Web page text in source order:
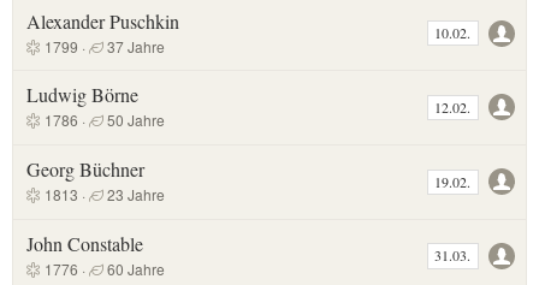
Alexander Puschkin
1799 · 37 Jahre
10.02.
Ludwig Börne
1786 · 50 Jahre
12.02.
Georg Büchner
1813 · 23 Jahre
19.02.
John Constable
1776 · 60 Jahre
31.03.